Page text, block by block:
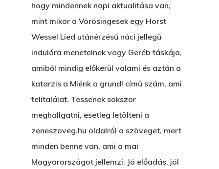
hogy mindennek napi aktualitása van,
mint mikor a Vörösingesek egy Horst
Wessel Lied utánérzésű náci jellegű
indulóra menetelnek vagy Geréb táskája,
amiből mindig előkerül valami és aztán a
katarzis a Miénk a grund! című szám, ami
telitalálat. Tessenek sokszor
meghallgatni, esetleg letölteni a
zeneszoveg.hu oldalról a szöveget, mert
minden benne van, ami a mai
Magyarországot jellemzi. Jó előadás, jól